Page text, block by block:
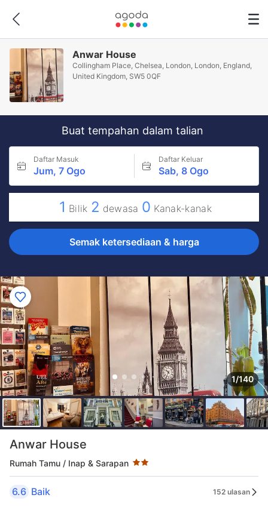
Anwar House
Collingham Place, Chelsea, London, London, England,
United Kingdom, SW5 0QF
Buat tempahan dalam talian
Daftar Masuk
Jum, 7 Ogo
Daftar Keluar
Sab, 8 Ogo
1 Bilik 2 dewasa 0 Kanak-kanak
Semak ketersediaan & harga
1/140
Anwar House
Rumah Tamu / Inap & Sarapan
Taraf bintang 2 bintang
6.6 Baik 152 ulasan